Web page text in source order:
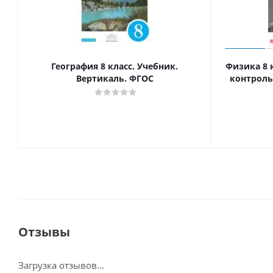
География 8 класс. Учебник.
Вертикаль. ФГОС
Физика 8
Отзывы
Загрузка отзывов...